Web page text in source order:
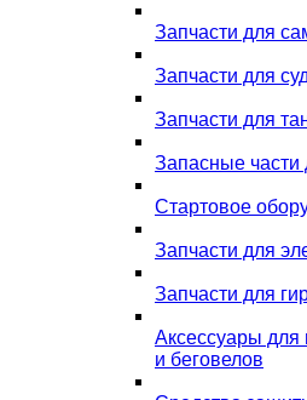
Запчасти для
Запчасти для
Запчасти для
Запасные части
Стартовое
Запчасти для
Запчасти для
Аксессуары для
и беговелов